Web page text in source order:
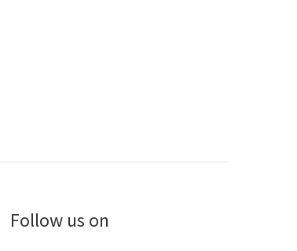
Follow us on